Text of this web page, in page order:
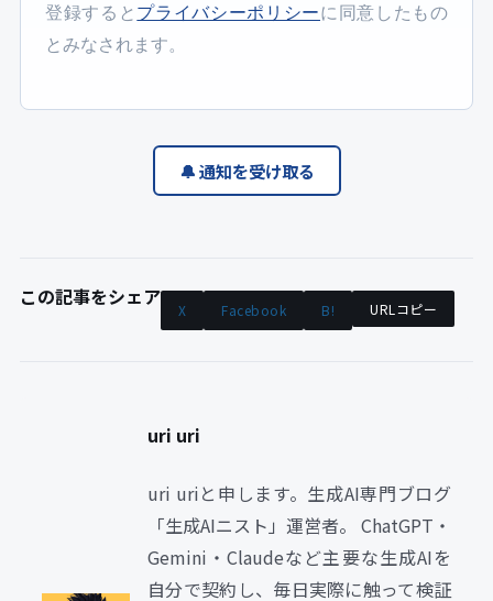
登録すると プライバシーポリシーに同意したもの
とみなされます。
🔔 通知を受け取る
この記事をシェア X Facebook B! URLコピー
uri uri
uri uriと申します。生成AI専門ブログ
「生成AIニスト」運営者。 ChatGPT・
Gemini・Claudeなど主要な生成AIを
自分で契約し、毎日実際に触って検証